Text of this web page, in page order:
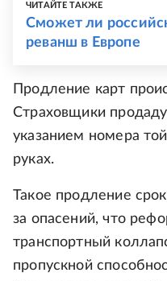
ЧИТАЙТЕ ТАКЖЕ
Сможет ли
реванш в Европе
Продление карт
Страховщики
указанием номера
руках.
Такое продление
за опасений, что
транспортный
пропускной